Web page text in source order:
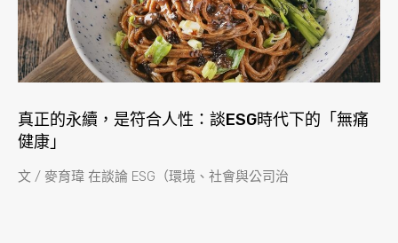
真正的永續，是符合人性：談ESG時代下的「無痛
健康」
文 / 麥育瑋 在談論 ESG（環境、社會與公司治